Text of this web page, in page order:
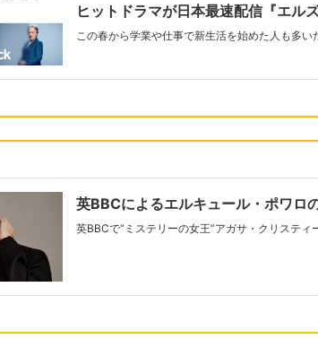
ヒットドラマが日本最速配信『エル
この春から学業や仕事で新生活を始めた人も多
英BBCによるエルキュール・ポワロ
英BBCで“ミステリーの女王”アガサ・クリスティ